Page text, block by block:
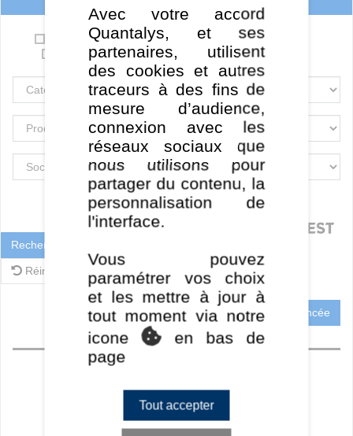
Support en euro / Eurocroissance
ETF FCPE
Rechercher
Réinitialiser
Recherche Avancée
Accueil
Ratios
Frais
Avec votre accord
Quantalys, et ses
partenaires, utilisent
des cookies et autres
traceurs à des fins de
mesure d’audience,
connexion avec les
réseaux sociaux que
nous utilisons pour
partager du contenu, la
personnalisation de
l'interface.
Vous pouvez
paramétrer vos choix
et les mettre à jour à
tout moment via notre
icone
en bas de
page
Tout accepter